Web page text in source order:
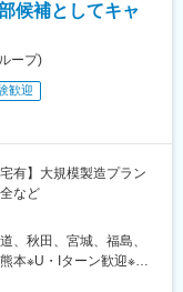
候補としてキャ
ープ)
歓迎
有】大規模製造プラン
など
、秋田、宮城、福島、
本※U・Iターン歓迎※車
ルームから3LDKまでご